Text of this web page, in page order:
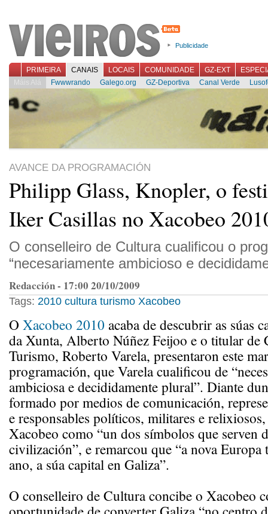
Publicidade
PRIMEIRA CANAIS LOCAIS COMUNIDADE GZ-EXT
Máis Alá
Fwwwrando Galego.org GZ-Deportiva Canal Verde
AVANCE DA PROGRAMACIÓN
Philipp Glass, Knopler, o
Iker Casillas no Xacobeo
O conselleiro de Cultura cualificou o
“necesariamente ambicioso e
Redacción - 17:00 20/10/2009
Tags: 2010 cultura turismo Xacobeo
O Xacobeo 2010 acaba de descubrir as súas
da Xunta, Alberto Núñez Feijoo e o titular de
Turismo, Roberto Varela, presentaron este
programación, que Varela cualificou de
ambiciosa e decididamente plural”. Diante
formado por medios de comunicación,
e responsables políticos, militares e
Xacobeo como “un dos símbolos que serven
civilización”, e remarcou que “a nova
ano, a súa capital en Galiza”.
O conselleiro de Cultura concibe o Xacobeo